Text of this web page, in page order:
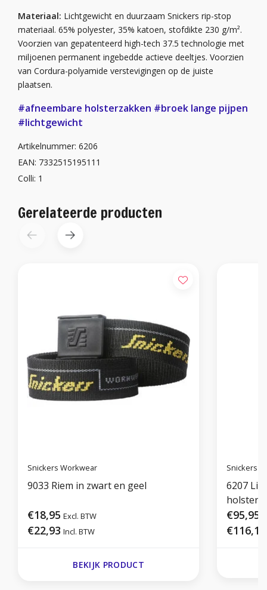
Materiaal: Lichtgewicht en duurzaam Snickers rip-stop
materiaal. 65% polyester, 35% katoen, stofdikte 230 g/m².
Voorzien van gepatenteerd high-tech 37.5 technologie met
miljoenen permanent ingebedde actieve deeltjes. Voorzien
van Cordura-polyamide verstevigingen op de juiste
plaatsen.
#afneembare holsterzakken #broek lange pijpen
#lichtgewicht
Artikelnummer: 6206
EAN: 7332515195111
Colli: 1
Gerelateerde producten
Snickers Workwear
9033 Riem in zwart en geel
€18,95 Excl. BTW
€22,93 Incl. BTW
BEKIJK PRODUCT
Snickers
6207
€95,95
€116,10